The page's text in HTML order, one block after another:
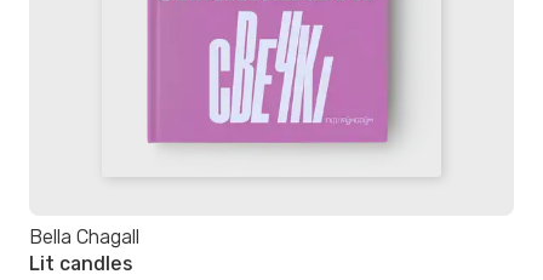
Bella Chagall
Lit candles